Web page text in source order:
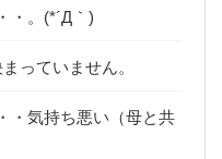
・。(*´Д｀)
っていません。
・気持ち悪い（母と共